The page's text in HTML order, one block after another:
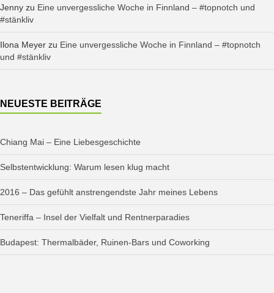
Jenny zu Eine unvergessliche Woche in Finnland – #topnotch und
#stänkliv
Ilona Meyer zu Eine unvergessliche Woche in Finnland – #topnotch
und #stänkliv
NEUESTE BEITRÄGE
Chiang Mai – Eine Liebesgeschichte
Selbstentwicklung: Warum lesen klug macht
2016 – Das gefühlt anstrengendste Jahr meines Lebens
Teneriffa – Insel der Vielfalt und Rentnerparadies
Budapest: Thermalbäder, Ruinen-Bars und Coworking